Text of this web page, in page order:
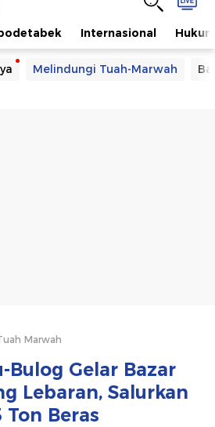
Internasional Hukum
Melindungi Tuah-Marwah
Marwah
Bulog Gelar Bazar
Lebaran, Salurkan
Ton Beras